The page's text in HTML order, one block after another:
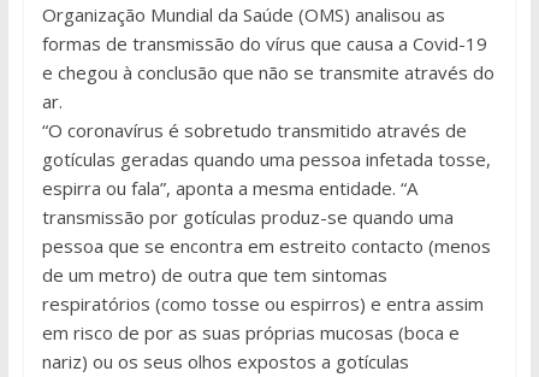
Organização Mundial da Saúde (OMS) analisou as
formas de transmissão do vírus que causa a Covid-19
e chegou à conclusão que não se transmite através do
ar.
“O coronavírus é sobretudo transmitido através de
gotículas geradas quando uma pessoa infetada tosse,
espirra ou fala”, aponta a mesma entidade. “A
transmissão por gotículas produz-se quando uma
pessoa que se encontra em estreito contacto (menos
de um metro) de outra que tem sintomas
respiratórios (como tosse ou espirros) e entra assim
em risco de por as suas próprias mucosas (boca e
nariz) ou os seus olhos expostos a gotículas